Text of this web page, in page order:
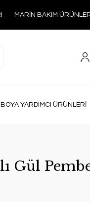
MARİN BAKIM
BOYA YARDIMCI ÜRÜNLERİ
Gül